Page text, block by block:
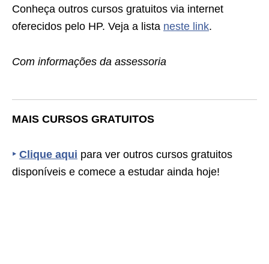
Conheça outros cursos gratuitos via internet
oferecidos pelo HP. Veja a lista neste link.
Com informações da assessoria
MAIS CURSOS GRATUITOS
‣ Clique aqui para ver outros cursos gratuitos
disponíveis e comece a estudar ainda hoje!